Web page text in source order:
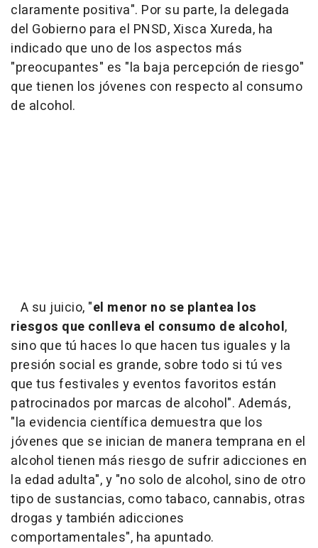
claramente positiva". Por su parte, la delegada
del Gobierno para el PNSD, Xisca Xureda, ha
indicado que uno de los aspectos más
"preocupantes" es "la baja percepción de riesgo"
que tienen los jóvenes con respecto al consumo
de alcohol.
A su juicio, "el menor no se plantea los
riesgos que conlleva el consumo de alcohol,
sino que tú haces lo que hacen tus iguales y la
presión social es grande, sobre todo si tú ves
que tus festivales y eventos favoritos están
patrocinados por marcas de alcohol". Además,
"la evidencia científica demuestra que los
jóvenes que se inician de manera temprana en el
alcohol tienen más riesgo de sufrir adicciones en
la edad adulta", y "no solo de alcohol, sino de otro
tipo de sustancias, como tabaco, cannabis, otras
drogas y también adicciones
comportamentales", ha apuntado.